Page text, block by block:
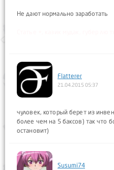
Не дают нормально заработать
Flatterer
21.04.2015 05:37
чуловек, который берет из
более чем на 5 баксов) так что
остановит)
Susumi74